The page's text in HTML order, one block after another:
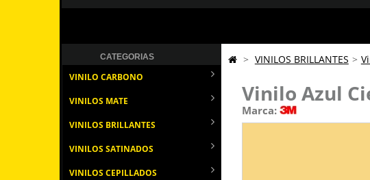
CATEGORIAS
VINILO CARBONO
VINILOS MATE
VINILOS BRILLANTES
VINILOS SATINADOS
VINILOS CEPILLADOS
> VINILOS BRILLANTES >
Vinilo Azul
Marca: